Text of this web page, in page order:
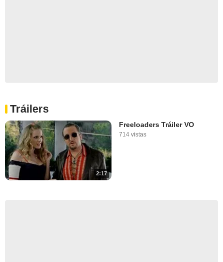
Tráilers
2:17
Freeloaders Tráiler VO
714 vistas